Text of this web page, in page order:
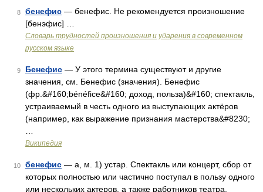
8 бенефис — бенефис. Не рекомендуется произношение
[бенэфис] …
Словарь трудностей произношения и ударения в современном
русском языке
9 Бенефис — У этого термина существуют и другие
значения, см. Бенефис (значения). Бенефис
(фр.&#160;bénéfice&#160; доход, польза)&#160; спектакль,
устраиваемый в честь одного из выступающих актёров
(например, как выражение признания мастерства&#8230;
Википедия
10 бенефис — а, м. 1) устар. Спектакль или концерт, сбор от
которых полностью или частично поступал в пользу одного
или нескольких актеров, а также работников театра.